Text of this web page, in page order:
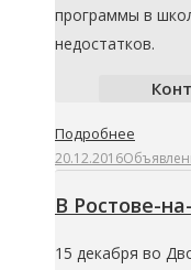
программы в
недостатков.
Подробнее
20.12.2016
В Ростове-
15 декабря во